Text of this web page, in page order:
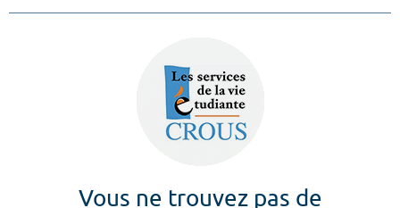
Vous ne trouvez pas de